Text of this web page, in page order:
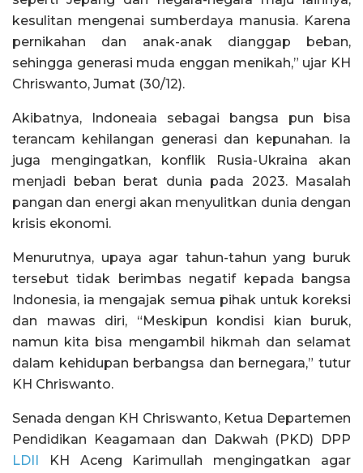
kesulitan mengenai sumberdaya manusia. Karena
pernikahan dan anak-anak dianggap beban,
sehingga generasi muda enggan menikah,” ujar KH
Chriswanto, Jumat (30/12).
Akibatnya, Indoneaia sebagai bangsa pun bisa
terancam kehilangan generasi dan kepunahan. Ia
juga mengingatkan, konflik Rusia-Ukraina akan
menjadi beban berat dunia pada 2023. Masalah
pangan dan energi akan menyulitkan dunia dengan
krisis ekonomi.
Menurutnya, upaya agar tahun-tahun yang buruk
tersebut tidak berimbas negatif kepada bangsa
Indonesia, ia mengajak semua pihak untuk koreksi
dan mawas diri, “Meskipun kondisi kian buruk,
namun kita bisa mengambil hikmah dan selamat
dalam kehidupan berbangsa dan bernegara,” tutur
KH Chriswanto.
Senada dengan KH Chriswanto, Ketua Departemen
Pendidikan Keagamaan dan Dakwah (PKD) DPP
LDII
KH Aceng Karimullah mengingatkan agar